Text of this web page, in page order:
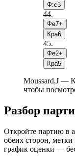
Ф:c3
44.
Фe7+
Крa6
45.
Фe2+
Крa5
Moussard,J —
чтобы
Разбор
Откройте партию в
обеих сторон,
график оценки —